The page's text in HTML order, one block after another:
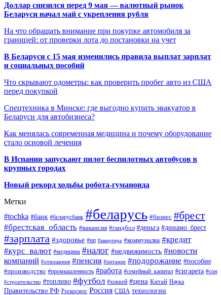
Доллар снизился перед 9 мая — валютный рынок
Беларуси начал май с укрепления рубля
На что обращать внимание при покупке автомобиля за
границей: от проверки лота до постановки на учет
В Беларуси с 15 мая изменились правила выплат зарплат
и социальных пособий
Что скрывают одометры: как проверить пробег авто из США
перед покупкой
Спецтехника в Минске: где выгодно купить эвакуатор в
Беларуси для автобизнеса?
Как менялась современная медицина и почему оборудование
стало основой лечения
В Испании запускают пилот беспилотных автобусов в
крупных городах
Новый рекорд ходьбы робота-гуманоида
Метки
#tochka #банк #беларусбанк #беларусь #бизнес #брест
#брестская_область #вакансия #гандбол #деньга #динамо_брест
#зарплата #здоровье #ип #квартира #коммуналка #кредит
#курс_валют #медицина #налог #недвижимость #новости
компаний #отношения #пенсия #питание #подорожание #пособие
#производство #промышленность #работа #семейный_капитал #сигарета #сон
#строительство #топливо #футбол #хоккей #цена Китай Наука
Правительство РФ Роскосмос Россия США технологии